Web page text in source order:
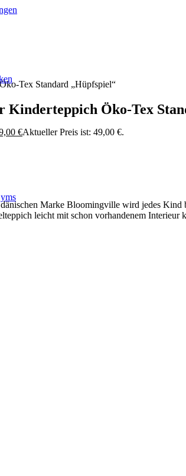
Tex Standard „Hüpfspiel“
Kinderteppich Öko-Tex
€Aktueller Preis ist: 49,00 €.
Marke Bloomingville wird jedes
leicht mit schon vorhandenem Interieur